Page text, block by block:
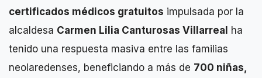
certificados médicos gratuitos impulsada por la
alcaldesa Carmen Lilia Canturosas Villarreal
ha
tenido una respuesta masiva entre las familias
neolaredenses, beneficiando a más de 700 niñas,